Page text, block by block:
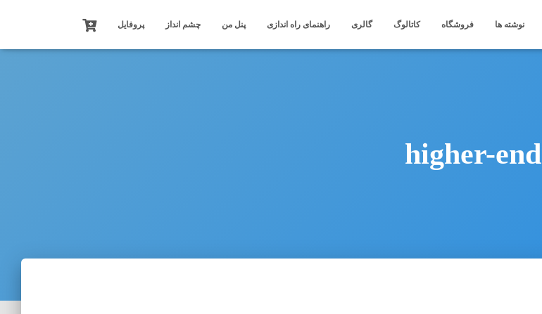
نوشته ها فروشگاه کاتالوگ گالری راهنمای راه اندازی پنل من چشم انداز پروفایل
higher-end